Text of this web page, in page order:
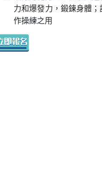
力和爆發力，鍛鍊身體
作操練之用